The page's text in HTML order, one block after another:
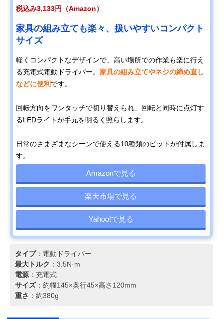
税込み3,133円（Amazon）
家具の組み立ても楽々、扱いやすいコンパクト
サイズ
軽くコンパクトなデザインで、高い場所での作業も楽に行え
る充電式電動ドライバー。 家具の組み立てやネジの締め直し
などに便利です。
回転方向をワンタッチで切り替えられ、回転と同時に点灯す
るLEDライトが手元を明るく照らします。
日常のさまざまなシーンで使える10種類のビットが付属しま
す。
Amazonで見る
楽天市場で見る
Yahoo!で見る
タイプ：電動ドライバー
最大トルク ：3.5N·m
電源 ：充電式
サイズ：約幅145×奥行45×高さ120mm
重さ ：約380g